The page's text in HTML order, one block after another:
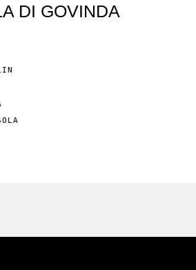
DI GOVINDA